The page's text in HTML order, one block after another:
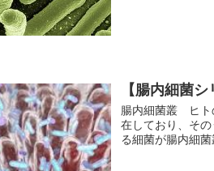
【腸内細菌
腸内細菌叢 ヒト
在しており、そ
る細菌が腸内細菌